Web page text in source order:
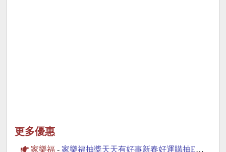
更多優惠
家樂福 - 家樂福抽獎天天有好事新春好運購抽Ed Hardy行李箱